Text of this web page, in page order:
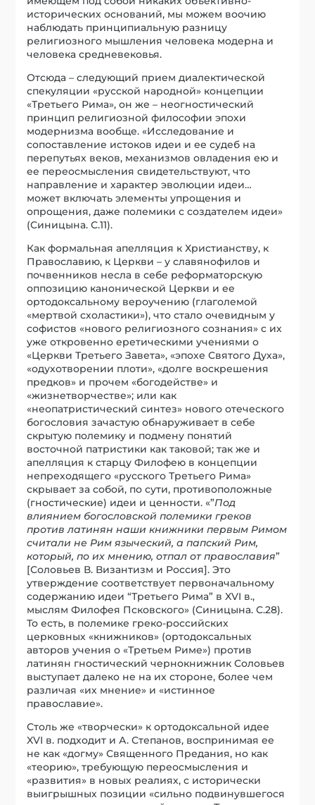
исторических оснований, мы можем воочию
наблюдать принципиальную разницу
религиозного мышления человека модерна и
человека средневековья.
Отсюда – следующий прием диалектической
спекуляции «русской народной» концепции
«Третьего Рима», он же – неогностический
принцип религиозной философии эпохи
модернизма вообще. «Исследование и
сопоставление истоков идеи и ее судеб на
перепутьях веков, механизмов овладения ею и
ее переосмысления свидетельствуют, что
направление и характер эволюции идеи…
может включать элементы упрощения и
опрощения, даже полемики с создателем идеи»
(Синицына. С.11).
Как формальная апелляция к Христианству, к
Православию, к Церкви – у славянофилов и
почвенников несла в себе реформаторскую
оппозицию канонической Церкви и ее
ортодоксальному вероучению (глаголемой
«мертвой схоластики»), что стало очевидным у
софистов «нового религиозного сознания» с их
уже откровенно еретическими учениями о
«Церкви Третьего Завета», «эпохе Святого Духа»,
«одухотворении плоти», «долге воскрешения
предков» и прочем «богодействе» и
«жизнетворчестве»; или как
«неопатристический синтез» нового отеческого
богословия зачастую обнаруживает в себе
скрытую полемику и подмену понятий
восточной патристики как таковой; так же и
апелляция к старцу Филофею в концепции
непреходящего «русского Третьего Рима»
скрывает за собой, по сути, противоположные
(гностические) идеи и ценности. «”Под
влиянием богословской полемики греков
против латинян наши книжники первым Римом
считали не Рим языческий, а папский Рим,
который, по их мнению, отпал от православия”
[Соловьев В. Византизм и Россия]. Это
утверждение соответствует первоначальному
содержанию идеи “Третьего Рима” в XVI в.,
мыслям Филофея Псковского» (Синицына. С.28).
То есть, в полемике греко-российских
церковных «книжников» (ортодоксальных
авторов учения о «Третьем Риме») против
латинян гностический чернокнижник Соловьев
выступает далеко не на их стороне, более чем
различая «их мнение» и «истинное
православие».
Столь же «творчески» к ортодоксальной идее
XVI в. подходит и А. Степанов, воспринимая ее
не как «догму» Священного Предания, но как
«теорию», требующую переосмысления и
«развития» в новых реалиях, с исторически
выигрышных позиции «сильно подвинувшегося